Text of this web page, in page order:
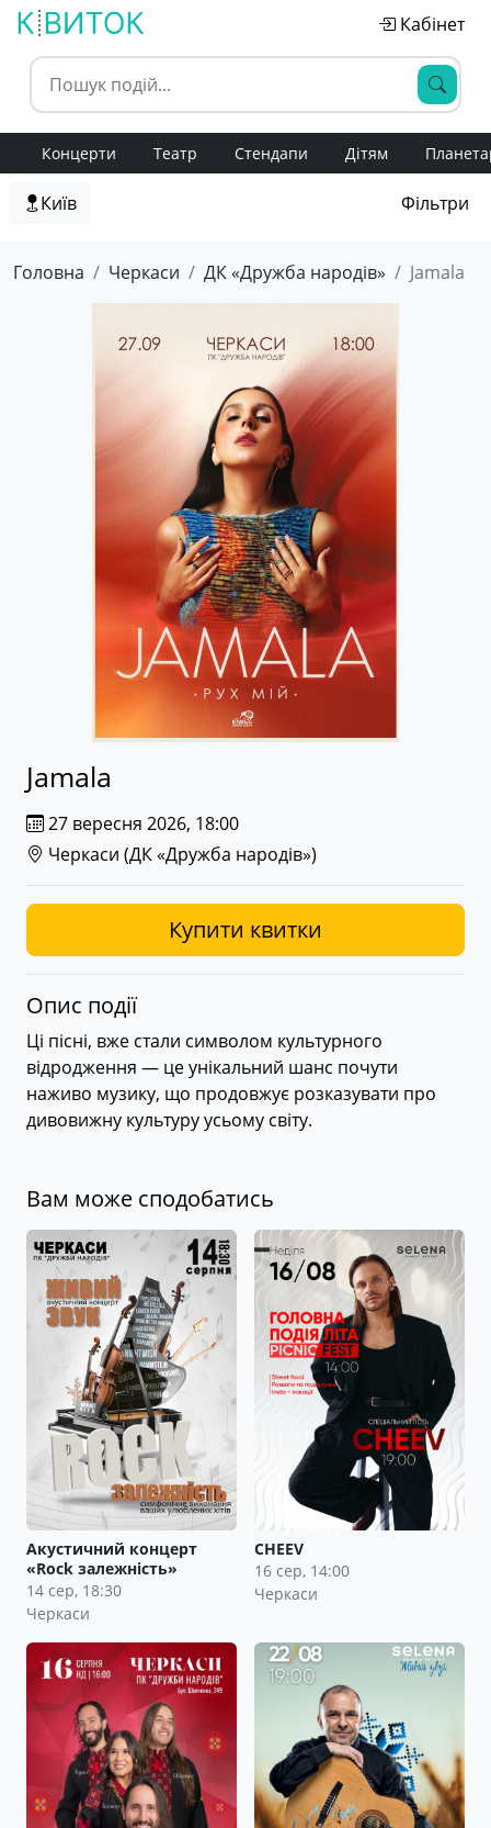
Кабінет
Концерти Театр Стендапи Дітям
Київ Фільтри
Головна Черкаси ДК «Дружба народів» Jamala
Jamala
27 вересня 2026, 18:00
Черкаси (ДК «Дружба народів»)
Купити квитки
Опис події
Ці пісні, вже стали символом культурного
відродження — це унікальний шанс почути
наживо музику, що продовжує розказувати про
дивовижну культуру усьому світу.
Вам може сподобатись
Акустичний концерт
«Rock залежність»
14 сер, 18:30
Черкаси
CHEEV
16 сер, 14:00
Черкаси